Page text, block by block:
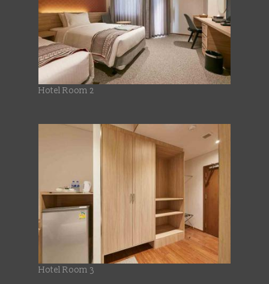
Hotel Room 2
Hotel Room 3